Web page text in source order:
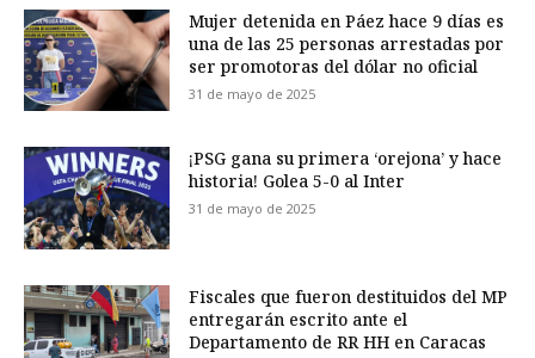
Mujer detenida en Páez hace 9 días es
una de las 25 personas arrestadas por
ser promotoras del dólar no oficial
31 de mayo de 2025
¡PSG gana su primera ‘orejona’ y hace
historia! Golea 5-0 al Inter
31 de mayo de 2025
Fiscales que fueron destituidos del MP
entregarán escrito ante el
Departamento de RR HH en Caracas